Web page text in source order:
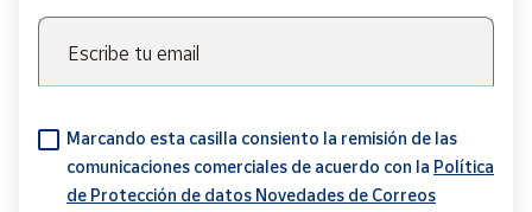
Escribe tu email
Marcando esta casilla consiento la remisión de las
comunicaciones comerciales de acuerdo con la Política
de Protección de datos Novedades de Correos